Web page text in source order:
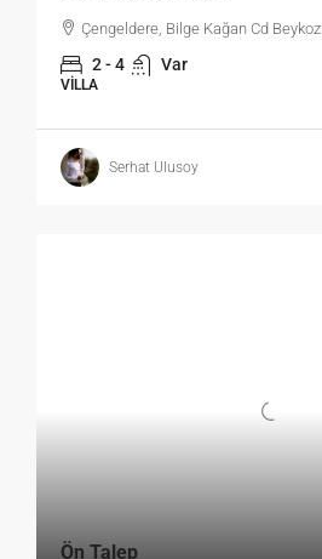
Çengeldere, Bilge Kağan Cd Beykoz
2 - 4 Var
VILLA
Serhat Ulusoy
Ön Talep